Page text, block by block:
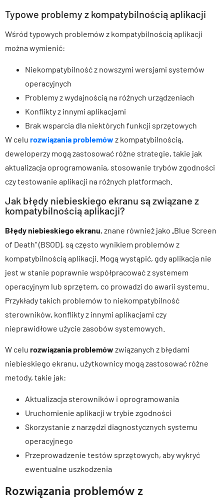
Typowe problemy z kompatybilnością aplikacji
Wśród typowych problemów z kompatybilnością aplikacji
można wymienić:
Niekompatybilność z nowszymi wersjami systemów
operacyjnych
Problemy z wydajnością na różnych urządzeniach
Konflikty z innymi aplikacjami
Brak wsparcia dla niektórych funkcji sprzętowych
W celu rozwiązania problemów z kompatybilnością,
deweloperzy mogą zastosować różne strategie, takie jak
aktualizacja oprogramowania, stosowanie trybów zgodności
czy testowanie aplikacji na różnych platformach.
Jak błędy niebieskiego ekranu są związane z
kompatybilnością aplikacji?
Błędy niebieskiego ekranu, znane również jako „Blue Screen
of Death” (BSOD), są często wynikiem problemów z
kompatybilnością aplikacji. Mogą wystąpić, gdy aplikacja nie
jest w stanie poprawnie współpracować z systemem
operacyjnym lub sprzętem, co prowadzi do awarii systemu.
Przykłady takich problemów to niekompatybilność
sterowników, konflikty z innymi aplikacjami czy
nieprawidłowe użycie zasobów systemowych.
W celu rozwiązania problemów związanych z błędami
niebieskiego ekranu, użytkownicy mogą zastosować różne
metody, takie jak:
Aktualizacja sterowników i oprogramowania
Uruchomienie aplikacji w trybie zgodności
Skorzystanie z narzędzi diagnostycznych systemu
operacyjnego
Przeprowadzenie testów sprzętowych, aby wykryć
ewentualne uszkodzenia
Rozwiązania problemów z